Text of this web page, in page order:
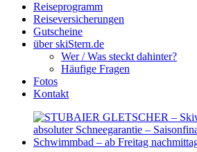
Reiseprogramm
Reiseversicherungen
Gutscheine
über skiStern.de
Wer / Was steckt dahinter?
Häufige Fragen
Fotos
Kontakt